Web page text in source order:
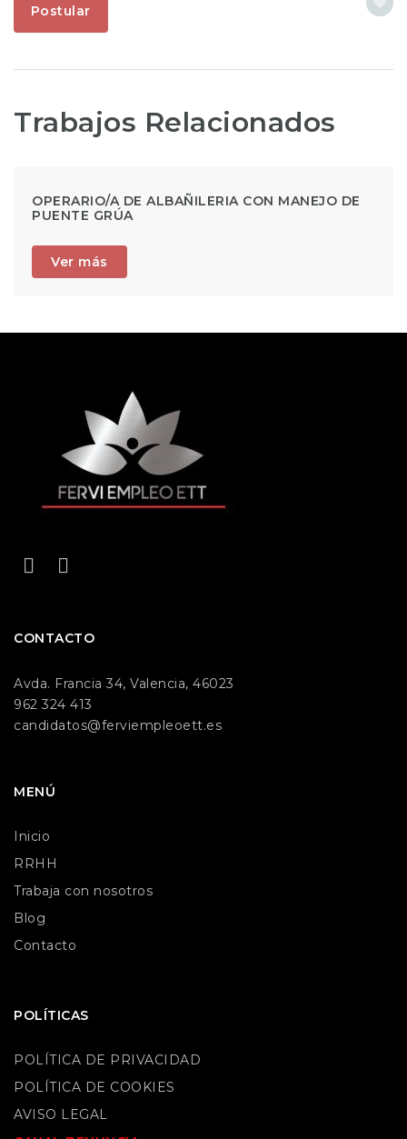
Postular
Trabajos Relacionados
OPERARIO/A DE ALBAÑILERIA CON MANEJO DE
PUENTE GRÚA
Ver más
CONTACTO
Avda. Francia 34, Valencia, 46023
962 324 413
candidatos@ferviempleoett.es
MENÚ
Inicio
RRHH
Trabaja con nosotros
Blog
Contacto
POLÍTICAS
POLÍTICA DE PRIVACIDAD
POLÍTICA DE COOKIES
AVISO LEGAL